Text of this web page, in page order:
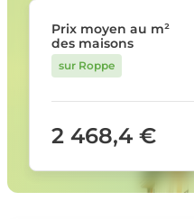
Prix moyen au m²
des maisons
sur Roppe
2 468,4 €